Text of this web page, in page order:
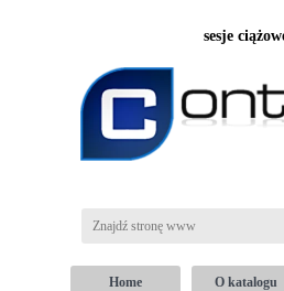
sesje
Home O katalogu